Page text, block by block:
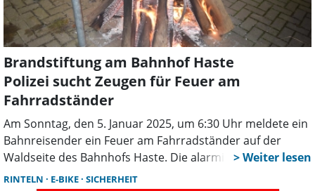
Brandstiftung am Bahnhof Haste
Polizei sucht Zeugen für Feuer am
Fahrradständer
Am Sonntag, den 5. Januar 2025, um 6:30 Uhr meldete ein
Bahnreisender ein Feuer am Fahrradständer auf der
Waldseite des Bahnhofs Haste. Die alarmierten
Einsatzkräfte von Polizei und Feuerwehr stellten fest, dass
RINTELN E-BIKE SICHERHEIT